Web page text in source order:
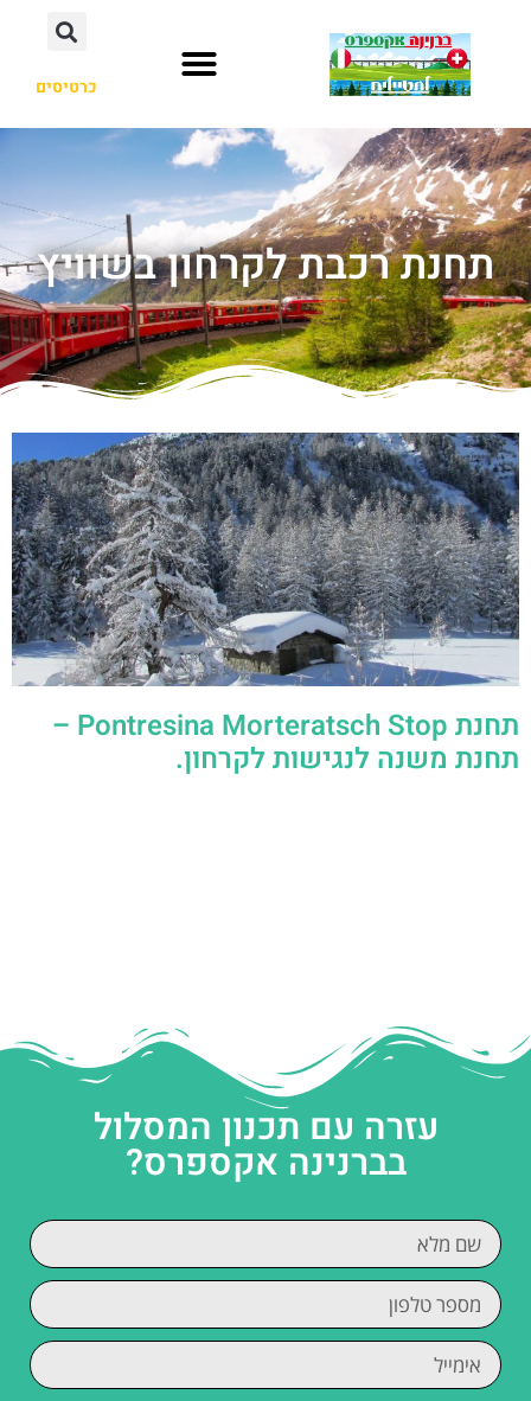
כרטיסים
תחנת רכבת לקרחון בשוויץ
תחנת Pontresina Morteratsch Stop –
תחנת משנה לנגישות לקרחון.
עזרה עם תכנון המסלול
בברנינה אקספרס?